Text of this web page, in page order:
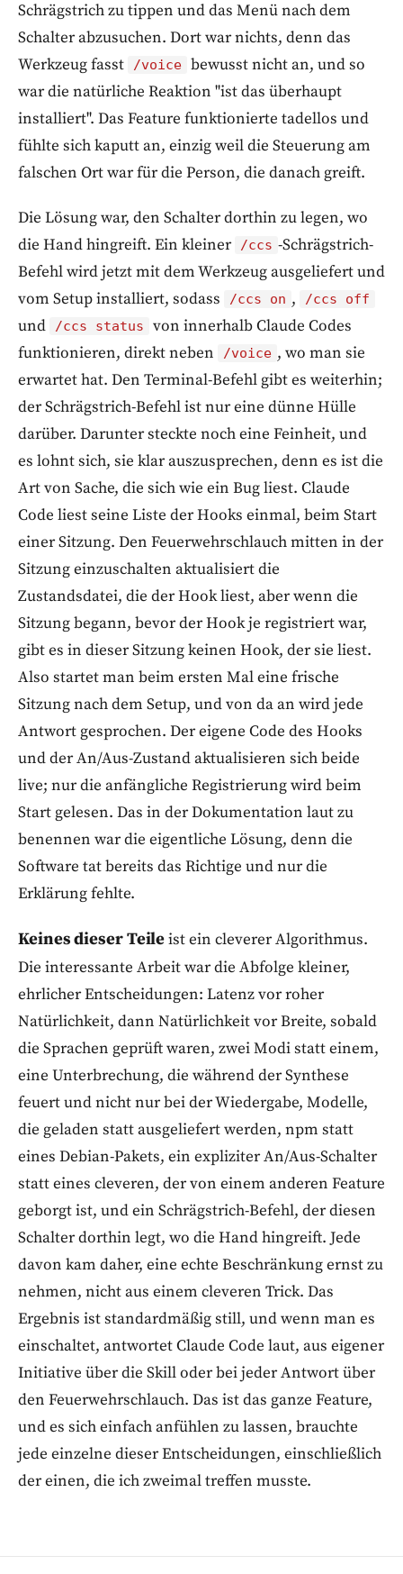
Schrägstrich zu tippen und das Menü nach dem
Schalter abzusuchen. Dort war nichts, denn das
Werkzeug fasst
/voice bewusst nicht an, und so
war die natürliche Reaktion "ist das überhaupt
installiert". Das Feature funktionierte tadellos und
fühlte sich kaputt an, einzig weil die Steuerung am
falschen Ort war für die Person, die danach greift.
Die Lösung war, den Schalter dorthin zu legen, wo
die Hand hingreift. Ein kleiner /ccs -Schrägstrich-
Befehl wird jetzt mit dem Werkzeug ausgeliefert und
vom Setup installiert, sodass
/ccs on , /ccs off
und /ccs status
von innerhalb Claude Codes
funktionieren, direkt neben
/voice , wo man sie
erwartet hat. Den Terminal-Befehl gibt es weiterhin;
der Schrägstrich-Befehl ist nur eine dünne Hülle
darüber. Darunter steckte noch eine Feinheit, und
es lohnt sich, sie klar auszusprechen, denn es ist die
Art von Sache, die sich wie ein Bug liest. Claude
Code liest seine Liste der Hooks einmal, beim Start
einer Sitzung. Den Feuerwehrschlauch mitten in der
Sitzung einzuschalten aktualisiert die
Zustandsdatei, die der Hook liest, aber wenn die
Sitzung begann, bevor der Hook je registriert war,
gibt es in dieser Sitzung keinen Hook, der sie liest.
Also startet man beim ersten Mal eine frische
Sitzung nach dem Setup, und von da an wird jede
Antwort gesprochen. Der eigene Code des Hooks
und der An/Aus-Zustand aktualisieren sich beide
live; nur die anfängliche Registrierung wird beim
Start gelesen. Das in der Dokumentation laut zu
benennen war die eigentliche Lösung, denn die
Software tat bereits das Richtige und nur die
Erklärung fehlte.
Keines dieser Teileist ein cleverer Algorithmus.
Die interessante Arbeit war die Abfolge kleiner,
ehrlicher Entscheidungen: Latenz vor roher
Natürlichkeit, dann Natürlichkeit vor Breite, sobald
die Sprachen geprüft waren, zwei Modi statt einem,
eine Unterbrechung, die während der Synthese
feuert und nicht nur bei der Wiedergabe, Modelle,
die geladen statt ausgeliefert werden, npm statt
eines Debian-Pakets, ein expliziter An/Aus-Schalter
statt eines cleveren, der von einem anderen Feature
geborgt ist, und ein Schrägstrich-Befehl, der diesen
Schalter dorthin legt, wo die Hand hingreift. Jede
davon kam daher, eine echte Beschränkung ernst zu
nehmen, nicht aus einem cleveren Trick. Das
Ergebnis ist standardmäßig still, und wenn man es
einschaltet, antwortet Claude Code laut, aus eigener
Initiative über die Skill oder bei jeder Antwort über
den Feuerwehrschlauch. Das ist das ganze Feature,
und es sich einfach anfühlen zu lassen, brauchte
jede einzelne dieser Entscheidungen, einschließlich
der einen, die ich zweimal treffen musste.